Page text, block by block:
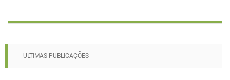
ULTIMAS PUBLICAÇÕES